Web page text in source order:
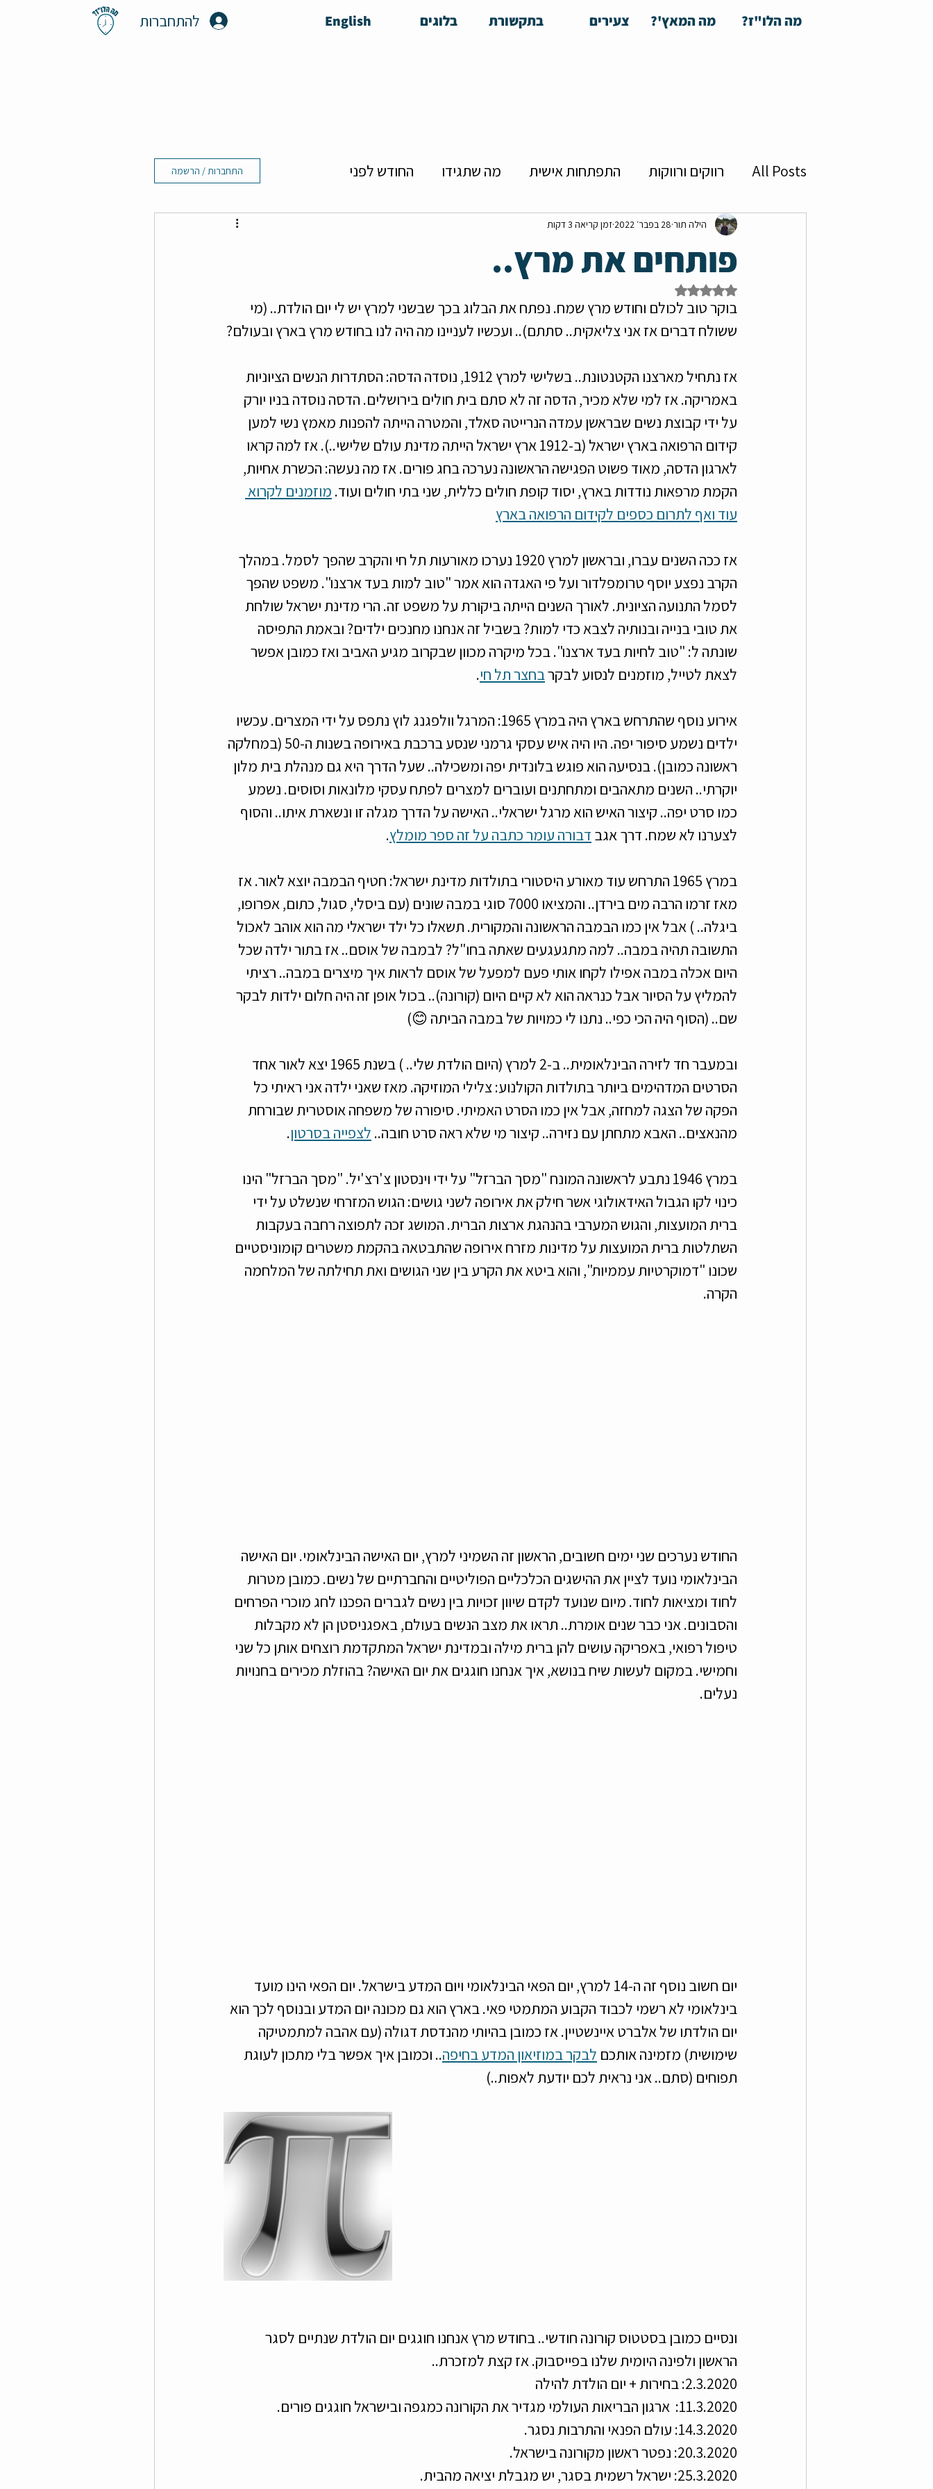
מה הלו"ז? מה המאץ'? צעירים בתקשורת בלוגים English להתחברות
All Posts רווקים ורווקות התפתחות אישית מה שתגידו החודש לפני
על המסך חלי מועלם הזדמנויות להכרויות
ספיד דייט קולנוע בפן האישי
צעירי רמת גן גבעתיים משעשע דייטים צרכנות
התחברות / הרשמה
פותחים את מרץ..
הילה תור 28 בפבר׳ 2022 זמן קריאה 3 דקות
דירוג של NaN מתוך 5 כוכבים
בוקר טוב לכולם וחודש מרץ שמח. נפתח את הבלוג בכך שבשני למרץ יש לי יום הולדת.. (מי
ששולח דברים אז אני צליאקית.. סתתם).. ועכשיו לעניינו מה היה לנו בחודש מרץ בארץ ובעולם?
אז נתחיל מארצנו הקטנטונת.. בשלישי למרץ 1912, נוסדה הדסה: הסתדרות הנשים הציוניות
באמריקה. אז למי שלא מכיר, הדסה זה לא סתם בית חולים בירושלים. הדסה נוסדה בניו יורק
על ידי קבוצת נשים שבראשן עמדה הנרייטה סאלד, והמטרה הייתה להפנות מאמץ נשי למען
קידום הרפואה בארץ ישראל (ב-1912 ארץ ישראל הייתה מדינת עולם שלישי..). אז למה קראו
לארגון הדסה, מאוד פשוט הפגישה הראשונה נערכה בחג פורים. אז מה נעשה: הכשרת אחיות,
הקמת מרפאות נודדות בארץ, יסוד קופת חולים כללית, שני בתי חולים ועוד. מוזמנים לקרוא
עוד ואף לתרום כספים לקידום הרפואה בארץ
אז ככה השנים עברו, ובראשון למרץ 1920 נערכו מאורעות תל חי והקרב שהפך לסמל. במהלך
הקרב נפצע יוסף טרומפלדור ועל פי האגדה הוא אמר "טוב למות בעד ארצנו". משפט שהפך
לסמל התנועה הציונית. לאורך השנים הייתה ביקורת על משפט זה. הרי מדינת ישראל שולחת
את טובי בנייה ובנותיה לצבא כדי למות? בשביל זה אנחנו מחנכים ילדים? ובאמת התפיסה
שונתה ל: "טוב לחיות בעד ארצנו". בכל מיקרה מכוון שבקרוב מגיע האביב ואז כמובן אפשר
לצאת לטייל, מוזמנים לנסוע לבקר בחצר תל חי.
אירוע נוסף שהתרחש בארץ היה במרץ 1965: המרגל וולפגנג לוץ נתפס על ידי המצרים. עכשיו
ילדים נשמע סיפור יפה. היו היה איש עסקי גרמני שנסע ברכבת באירופה בשנות ה-50 (במחלקה
ראשונה כמובן). בנסיעה הוא פוגש בלונדית יפה ומשכילה.. שעל הדרך היא גם מנהלת בית מלון
יוקרתי.. השנים מתאהבים ומתחתנים ועוברים למצרים לפתח עסקי מלונאות וסוסים. נשמע
כמו סרט יפה.. קיצור האיש הוא מרגל ישראלי.. האישה על הדרך מגלה זו ונשארת איתו.. והסוף
לצערנו לא שמח. דרך אגב דבורה עומר כתבה על זה ספר מומלץ.
במרץ 1965 התרחש עוד מאורע היסטורי בתולדות מדינת ישראל: חטיף הבמבה יוצא לאור. אז
מאז זרמו הרבה מים בירדן.. והמציאו 7000 סוגי במבה שונים (עם ביסלי, סגול, כתום, אפרופו,
ביגלה.. ) אבל אין כמו הבמבה הראשונה והמקורית. תשאלו כל ילד ישראלי מה הוא אוהב לאכול
התשובה תהיה במבה.. למה מתגעגעים שאתה בחו"ל? לבמבה של אוסם.. אז בתור ילדה שכל
היום אכלה במבה אפילו לקחו אותי פעם למפעל של אוסם לראות איך מיצרים במבה.. רציתי
להמליץ על הסיור אבל כנראה הוא לא קיים היום (קורונה).. בכול אופן זה היה חלום ילדות לבקר
שם.. (הסוף היה הכי כפי.. נתנו לי כמויות של במבה הביתה 😊)
ובמעבר חד לזירה הבינלאומית.. ב-2 למרץ (היום הולדת שלי.. ) בשנת 1965 יצא לאור אחד
הסרטים המדהימים ביותר בתולדות הקולנוע: צלילי המוזיקה. מאז שאני ילדה אני ראיתי כל
הפקה של הצגה למחזה, אבל אין כמו הסרט האמיתי. סיפורה של משפחה אוסטרית שבורחת
מהנאצים.. האבא מתחתן עם נזירה.. קיצור מי שלא ראה סרט חובה.. לצפייה בסרטון.
במרץ 1946 נתבע לראשונה המונח "מסך הברזל" על ידי וינסטון צ'רצ'יל. "מסך הברזל" הינו
כינוי לקו הגבול האידאולוגי אשר חילק את אירופה לשני גושים: הגוש המזרחי שנשלט על ידי
ברית המועצות, והגוש המערבי בהנהגת ארצות הברית. המושג זכה לתפוצה רחבה בעקבות
השתלטות ברית המועצות על מדינות מזרח אירופה שהתבטאה בהקמת משטרים קומוניסטיים
שכונו "דמוקרטיות עממיות", והוא ביטא את הקרע בין שני הגושים ואת תחילתה של המלחמה
הקרה.
החודש נערכים שני ימים חשובים, הראשון זה השמיני למרץ, יום האישה הבינלאומי. יום האישה
הבינלאומי נועד לציין את ההישגים הכלכליים הפוליטיים והחברתיים של נשים. כמובן מטרות
לחוד ומציאות לחוד. מיום שנועד לקדם שיוון זכויות בין נשים לגברים הפכנו לחג מוכרי הפרחים
והסבונים. אני כבר שנים אומרת.. תראו את מצב הנשים בעולם, באפגניסטן הן לא מקבלות
טיפול רפואי, באפריקה עושים להן ברית מילה ובמדינת ישראל המתקדמת רוצחים אותן כל שני
וחמישי. במקום לעשות שיח בנושא, איך אנחנו חוגגים את יום האישה? בהוזלת מכירים בחנויות
נעלים.
יום חשוב נוסף זה ה-14 למרץ, יום הפאי הבינלאומי ויום המדע בישראל. יום הפאי הינו מועד
בינלאומי לא רשמי לכבוד הקבוע המתמטי פאי. בארץ הוא גם מכונה יום המדע ובנוסף לכך הוא
יום הולדתו של אלברט איינשטיין. אז כמובן בהיותי מהנדסת דגולה (עם אהבה למתמטיקה
שימושית) מזמינה אותכם לבקר במוזיאון המדע בחיפה.. וכמובן איך אפשר בלי מתכון לעוגת
תפוחים (סתם.. אני נראית לכם יודעת לאפות..)
ונסיים כמובן בסטטוס קורונה חודשי.. בחודש מרץ אנחנו חוגגים יום הולדת שנתיים לסגר
הראשון ולפינה היומית שלנו בפייסבוק. אז קצת למזכרת..
2.3.2020: בחירות + יום הולדת להילה
11.3.2020:  ארגון הבריאות העולמי מגדיר את הקורונה כמגפה ובישראל חוגגים פורים.
14.3.2020: עולם הפנאי והתרבות נסגר.
20.3.2020: נפטר ראשון מקורונה בישראל.
25.3.2020: ישראל רשמית בסגר, יש מגבלת יציאה מהבית.